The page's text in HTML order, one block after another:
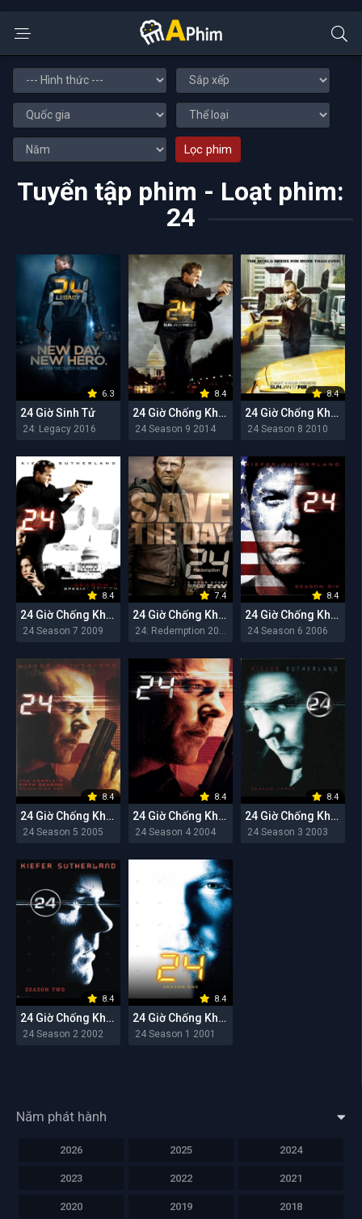
Lọc phim
Tuyển tập phim - Loạt phim:
24
6.3
24 Giờ Sinh Tử
24: Legacy 2016
8.4
24 Giờ Chống Khủng Bố (Mùa 9)
24 Season 9 2014
8.4
24 Giờ Chống Khủng Bố (Mùa 8)
24 Season 8 2010
8.4
24 Giờ Chống Khủng Bố (Mùa 7)
24 Season 7 2009
7.4
24 Giờ Chống Khủng Bố: Chuộc Tội
8.4
24 Giờ Chống Khủng Bố (Mùa 6)
24 Season 6 2006
8.4
24 Giờ Chống Khủng Bố (Mùa 5)
24 Season 5 2005
8.4
24 Giờ Chống Khủng Bố (Mùa 4)
24 Season 4 2004
8.4
24 Giờ Chống Khủng Bố (Mùa 3)
24 Season 3 2003
8.4
24 Giờ Chống Khủng Bố (Mùa 2)
24 Season 2 2002
8.4
24 Giờ Chống Khủng Bố (Mùa 1)
24 Season 1 2001
Năm phát hành
2026 2025 2024
2023 2022 2021
2020 2019 2018